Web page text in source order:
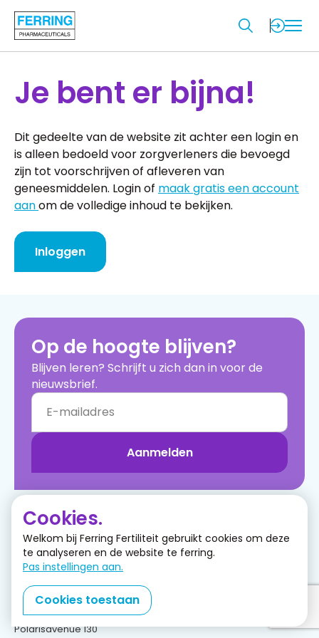
Je bent er bijna!
Dit gedeelte van de website zit achter een login en
is alleen bedoeld voor zorgverleners die bevoegd
zijn tot voorschrijven of afleveren van
geneesmiddelen. Login of maak gratis een account
aanom de volledige inhoud te bekijken.
Inloggen
Op de hoogte blijven?
Blijven leren? Schrijft u zich dan in voor de
nieuwsbrief.
Aanmelden
Ferring B.V.
Postbus 184
2130 AD Hoofddorp
Bezoekadres
Polarisavenue 130
Inloggen
Registreren
Cookies.
Welkom bij Ferring Fertiliteit gebruikt cookies om deze
te analyseren en de website te ferring.
Pas instellingen aan.
Cookies toestaan